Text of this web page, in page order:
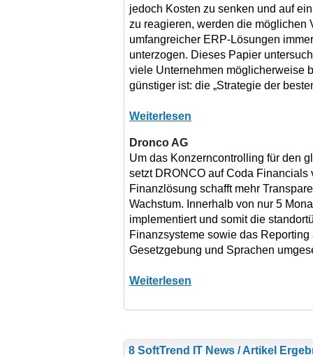
jedoch Kosten zu senken und auf
zu reagieren, werden die möglichen
umfangreicher ERP-Lösungen
unterzogen. Dieses Papier
viele Unternehmen möglicherweise
günstiger ist: die „Strategie der
Weiterlesen
Dronco AG
Um das Konzerncontrolling für den
setzt DRONCO auf Coda
Finanzlösung schafft mehr
Wachstum. Innerhalb von nur 5
implementiert und somit die
Finanzsysteme sowie das
Gesetzgebung und Sprachen
Weiterlesen
8 SoftTrend IT News / Artikel